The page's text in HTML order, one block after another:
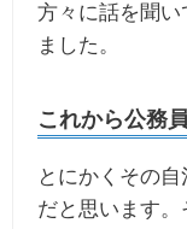
方々に話を聞
ました。
これから公務
とにかくその
だと思います